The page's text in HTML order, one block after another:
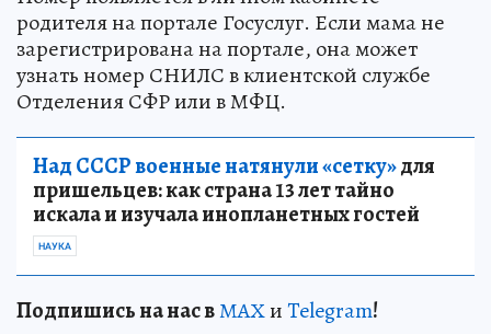
родителя на портале Госуслуг. Если мама не
зарегистрирована на портале, она может
узнать номер СНИЛС в клиентской службе
Отделения СФР или в МФЦ.
Над СССР военные натянули «сетку»для
пришельцев: как страна 13 лет тайно
искала и изучала инопланетных гостей
НАУКА
Подпишись на нас вМАХиTelegram!